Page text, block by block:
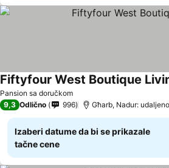
Pansion sa doručkom
Fiftyfour West Boutique
9,3 Odlično 996 Għarb, Nadur:
Izaberi datume da bi se prikazale
tačne cene